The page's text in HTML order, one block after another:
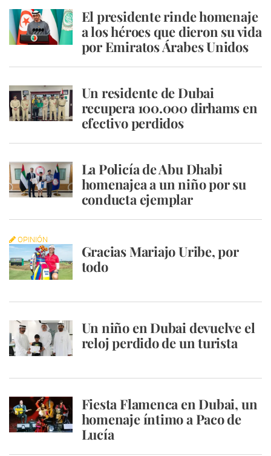
El presidente rinde homenaje
a los héroes que dieron su vida
por Emiratos Árabes Unidos
Un residente de Dubai
recupera 100.000 dirhams en
efectivo perdidos
La Policía de Abu Dhabi
homenajea a un niño por su
conducta ejemplar
OPINIÓN
Gracias Mariajo Uribe, por
todo
Un niño en Dubai devuelve el
reloj perdido de un turista
Fiesta Flamenca en Dubai, un
homenaje íntimo a Paco de
Lucía